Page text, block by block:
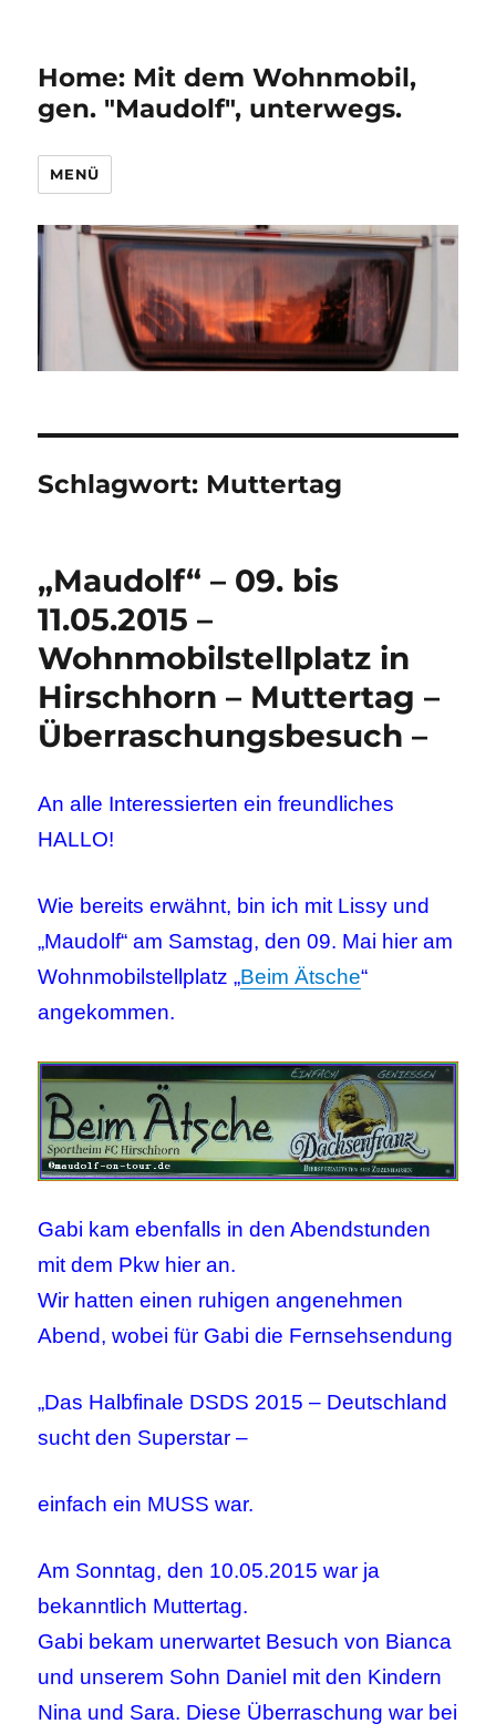
Home: Mit dem Wohnmobil,
gen. "Maudolf", unterwegs.
MENÜ
Schlagwort: Muttertag
„Maudolf“ – 09. bis
11.05.2015 –
Wohnmobilstellplatz in
Hirschhorn – Muttertag –
Überraschungsbesuch –
An alle Interessierten ein freundliches
HALLO!
Wie bereits erwähnt, bin ich mit Lissy und
„Maudolf“ am Samstag, den 09. Mai hier am
Wohnmobilstellplatz „Beim Ätsche“
angekommen.
Gabi kam ebenfalls in den Abendstunden
mit dem Pkw hier an.
Wir hatten einen ruhigen angenehmen
Abend, wobei für Gabi die Fernsehsendung
„Das Halbfinale DSDS 2015 – Deutschland
sucht den Superstar –
einfach ein MUSS war.
Am Sonntag, den 10.05.2015 war ja
bekanntlich Muttertag.
Gabi bekam unerwartet Besuch von Bianca
und unserem Sohn Daniel mit den Kindern
Nina und Sara. Diese Überraschung war bei